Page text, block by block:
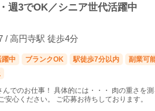
週3でOK／シニア世代活躍中
/ 高円寺駅 徒歩4分
中 ブランクOK 駅徒歩7分以内 副業可
んでのお仕事！ 具体的には・・・ 肉の重さを
心ください。 ご応募お待ちしております。